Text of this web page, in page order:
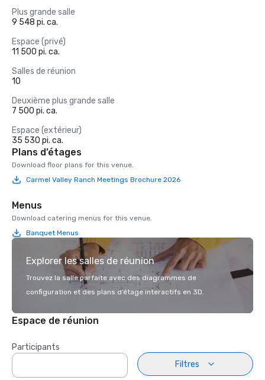
Plus grande salle
9 548 pi. ca.
Espace (privé)
11 500 pi. ca.
Salles de réunion
10
Deuxième plus grande salle
7 500 pi. ca.
Espace (extérieur)
35 530 pi. ca.
Plans d’étages
Download floor plans for this venue.
Carmel Valley Ranch Meetings Brochure 2026
Menus
Download catering menus for this venue.
Banquet Menus
Explorer les salles de réunion
Trouvez la salle parfaite avec des diagrammes de
configuration et des plans d’étage interactifs en 3D.
Espace de réunion
Participants
Filtres